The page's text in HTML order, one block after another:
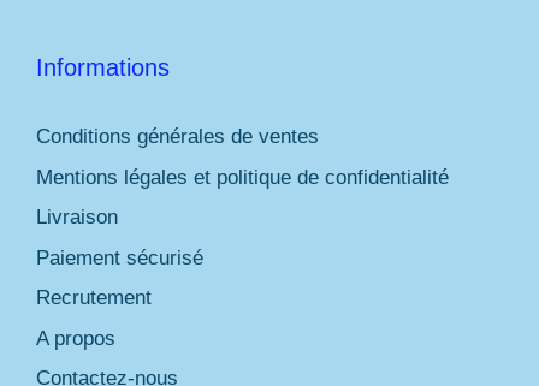
Informations
Conditions générales de ventes
Mentions légales et politique de confidentialité
Livraison
Paiement sécurisé
Recrutement
A propos
Contactez-nous